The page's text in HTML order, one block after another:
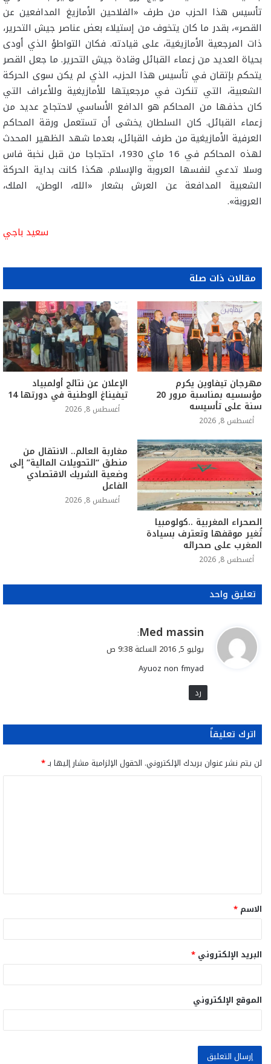
تأسيس هذا الحزب من طرف «الفلاحين الأمازيغ المدافعين عن
القصر»، بقدر ما كان يتخوف من إستيلاء بعض عناصر جيش التحرير،
ذات المرجعية الأمازيغية، على قيادته. فكان التواطؤ الذي أودى
بحياة العديد من زعماء القبائل وقادة جيش التحرير. ما جعل القصر
يتحكم بإتقان في تأسيس هذا الحزب، الذي لم يكن سوى الحركة
الشعبية، التي تنكرت في مرجعيتها للأمازيغية وللأعراف التي
كان حذفها من المحاكم هو الدافع الأساسي لاحتجاج عديد من
زعماء القبائل. كان السلطان يخشى أن تستعمل ورقة المحاكم
العرفية الأمازيغية من طرف القبائل، بعدما شهد الظهير المحدث
لهذه المحاكم في 16 ماي 1930، احتجاجا من قبل نخبة فاس
وسلا تدعي لنفسها العروبة والإسلام. هكذا كانت بداية الحركة
الشعبية المدافعة عن العرش بشعار «الله، الوطن، الملك،
العروبة».
سعيد باجي
مقالات ذات صلة
مهرجان تيفاوين يكرم
مؤسسيه بمناسبة مرور 20
سنة على تأسيسه
أغسطس 8, 2026
الإعلان عن نتائج أولمبياد
تيفيناغ الوطنية في دورتها 14
أغسطس 8, 2026
الصحراء المغربية ..كولومبيا
تُغير موقفها وتعترف بسيادة
المغرب على صحرائه
أغسطس 8, 2026
مغاربة العالم.. الانتقال من
منطق “التحويلات المالية” إلى
وضعية الشريك الاقتصادي
الفاعل
أغسطس 8, 2026
تعليق واحد
ي
و
ل
Med massin
:
يوليو 5, 2016 الساعة 9:38 ص
Ayuoz non fmyad
رد
اترك تعليقاً
لن يتم نشر عنوان بريدك الإلكتروني. الحقول الإلزامية مشار إليها بـ*
ق
*
الاسم *
البريد الإلكتروني *
الموقع الإلكتروني